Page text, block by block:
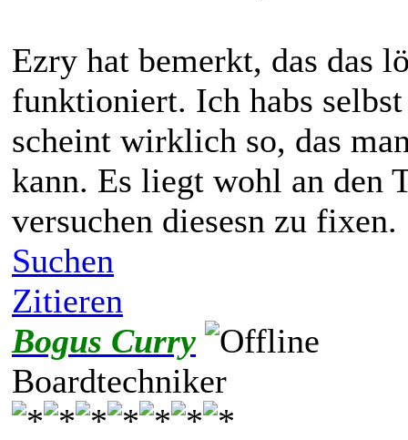
Ezry hat bemerkt, das das
funktioniert. Ich habs
scheint wirklich so, das
kann. Es liegt wohl an den
versuchen diesesn zu fixen.
Suchen
Zitieren
Bogus Curry
Boardtechniker